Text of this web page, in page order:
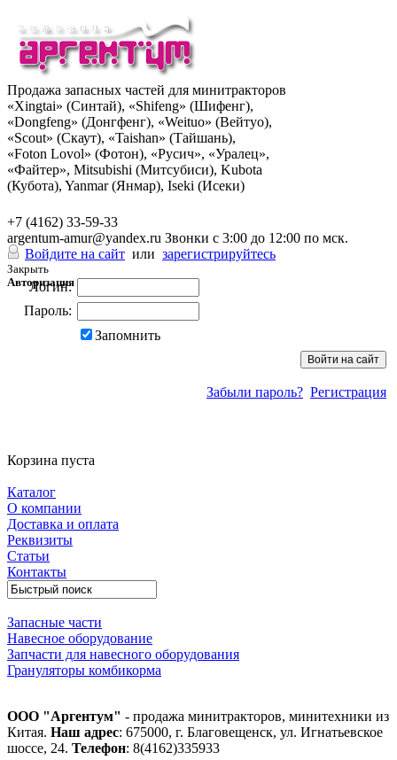
Продажа запасных частей для минитракторов
«Xingtai» (Синтай), «Shifeng» (Шифенг),
«Dongfeng» (Донгфенг), «Weituo» (Вейтуо),
«Scout» (Скаут), «Taishan» (Тайшань),
«Foton Lovol» (Фотон), «Русич», «Уралец»,
«Файтер», Mitsubishi (Митсубиси), Kubota
(Кубота), Yanmar (Янмар), Iseki (Исеки)
+7 (4162) 33-59-33
argentum-amur@yandex.ru Звонки с 3:00 до 12:00 по мск.
Войдите на сайт или зарегистрируйтесь
Закрыть
Авторизация
Логин:
Пароль:
Запомнить
Забыли пароль? Регистрация
Корзина пуста
Каталог
О компании
Доставка и оплата
Реквизиты
Статьи
Контакты
Запасные части
Навесное оборудование
Запчасти для навесного оборудования
Грануляторы комбикорма
ООО "Аргентум" - продажа минитракторов, минитехники из
Китая. Наш адрес: 675000, г. Благовещенск, ул. Игнатьевское
шоссе, 24. Телефон: 8(4162)335933